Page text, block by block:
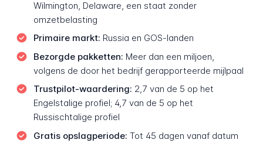
Wilmington, Delaware, een staat zonder
omzetbelasting
Primaire markt: Russia en GOS-landen
Bezorgde pakketten: Meer dan een miljoen,
volgens de door het bedrijf gerapporteerde mijlpaal
Trustpilot-waardering: 2,7 van de 5 op het
Engelstalige profiel; 4,7 van de 5 op het
Russischtalige profiel
Gratis opslagperiode: Tot 45 dagen vanaf datum